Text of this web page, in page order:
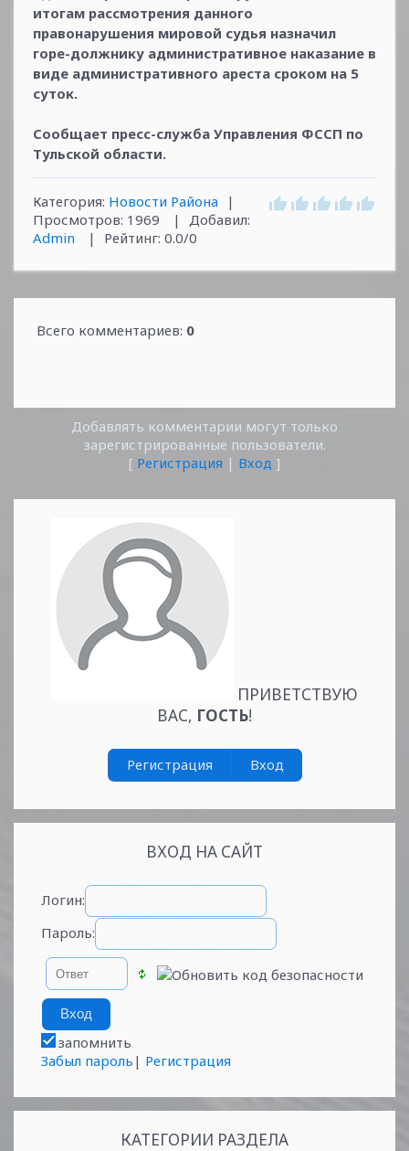
итогам рассмотрения данного
правонарушения мировой судья назначил
горе-должнику административное наказание в
виде административного ареста сроком на 5
суток.
Сообщает пресс-служба Управления ФССП по
Тульской области.
Категория: Новости Района
|
Просмотров: 1969 | Добавил:
Admin
| Рейтинг: 0.0/0
Всего комментариев: 0
Добавлять комментарии могут только
зарегистрированные пользователи.
[ Регистрация | Вход ]
ПРИВЕТСТВУЮ
ВАС, ГОСТЬ!
Регистрация Вход
ВХОД НА САЙТ
Логин:
Пароль:
запомнить
Забыл пароль | Регистрация
КАТЕГОРИИ РАЗДЕЛА